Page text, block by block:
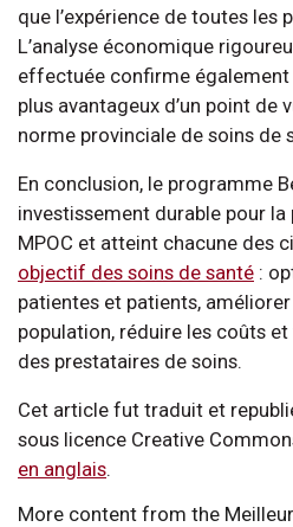
que l’expérience de toutes les
L’analyse économique
effectuée confirme
plus avantageux d’un point de
norme provinciale de soins de
En conclusion, le programme
investissement durable pour la
MPOC et atteint chacune des
objectif des soins de santé :
patientes et patients, améliorer
population, réduire les coûts
des prestataires de soins.
Cet article fut traduit et
sous licence Creative
en anglais.
More content from the